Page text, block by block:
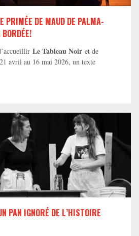
PRIMÉE DE MAUD DE PALMA-
Le Tableau Noir et de
avril au 16 mai 2026, un texte
PAN IGNORÉ DE L’HISTOIRE